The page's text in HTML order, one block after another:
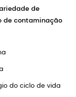
de
de contaminação
do ciclo de vida